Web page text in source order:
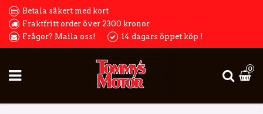
Betala säkert med kort
Fraktfritt order över 2300 kronor
Frågor? Maila oss!
14 dagars öppet köp !
0